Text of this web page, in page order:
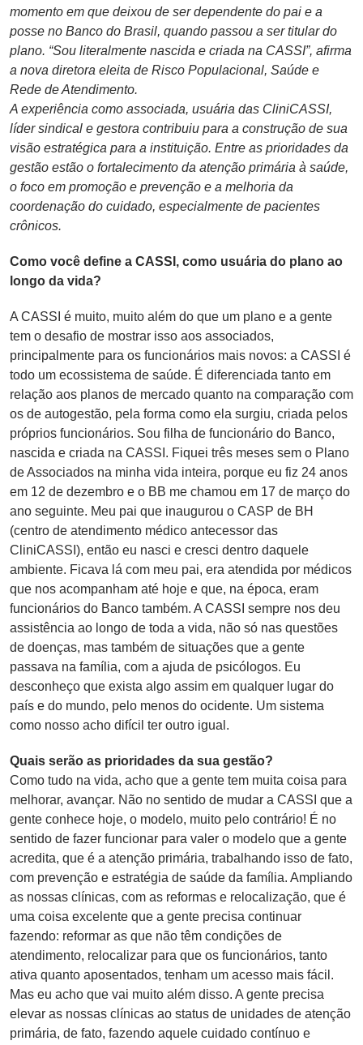
momento em que deixou de ser dependente do pai e a
posse no Banco do Brasil, quando passou a ser titular do
plano. “Sou literalmente nascida e criada na CASSI”, afirma
a nova diretora eleita de Risco Populacional, Saúde e
Rede de Atendimento.
A experiência como associada, usuária das CliniCASSI,
líder sindical e gestora contribuiu para a construção de sua
visão estratégica para a instituição. Entre as prioridades da
gestão estão o fortalecimento da atenção primária à saúde,
o foco em promoção e prevenção e a melhoria da
coordenação do cuidado, especialmente de pacientes
crônicos.
Como você define a CASSI, como usuária do plano ao
longo da vida?
A CASSI é muito, muito além do que um plano e a gente
tem o desafio de mostrar isso aos associados,
principalmente para os funcionários mais novos: a CASSI é
todo um ecossistema de saúde. É diferenciada tanto em
relação aos planos de mercado quanto na comparação com
os de autogestão, pela forma como ela surgiu, criada pelos
próprios funcionários. Sou filha de funcionário do Banco,
nascida e criada na CASSI. Fiquei três meses sem o Plano
de Associados na minha vida inteira, porque eu fiz 24 anos
em 12 de dezembro e o BB me chamou em 17 de março do
ano seguinte. Meu pai que inaugurou o CASP de BH
(centro de atendimento médico antecessor das
CliniCASSI), então eu nasci e cresci dentro daquele
ambiente. Ficava lá com meu pai, era atendida por médicos
que nos acompanham até hoje e que, na época, eram
funcionários do Banco também. A CASSI sempre nos deu
assistência ao longo de toda a vida, não só nas questões
de doenças, mas também de situações que a gente
passava na família, com a ajuda de psicólogos. Eu
desconheço que exista algo assim em qualquer lugar do
país e do mundo, pelo menos do ocidente. Um sistema
como nosso acho difícil ter outro igual.
Quais serão as prioridades da sua gestão?
Como tudo na vida, acho que a gente tem muita coisa para
melhorar, avançar. Não no sentido de mudar a CASSI que a
gente conhece hoje, o modelo, muito pelo contrário! É no
sentido de fazer funcionar para valer o modelo que a gente
acredita, que é a atenção primária, trabalhando isso de fato,
com prevenção e estratégia de saúde da família. Ampliando
as nossas clínicas, com as reformas e relocalização, que é
uma coisa excelente que a gente precisa continuar
fazendo: reformar as que não têm condições de
atendimento, relocalizar para que os funcionários, tanto
ativa quanto aposentados, tenham um acesso mais fácil.
Mas eu acho que vai muito além disso. A gente precisa
elevar as nossas clínicas ao status de unidades de atenção
primária, de fato, fazendo aquele cuidado contínuo e